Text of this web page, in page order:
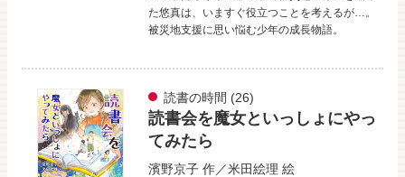
た悠真は、いますぐ役立つことを考えるが…。
被災地支援に思い悩む少年の成長物語。
読書の時間 (26)
読書会を魔女といっしょにやっ
てみたら
濱野京子 作／米田絵理 絵